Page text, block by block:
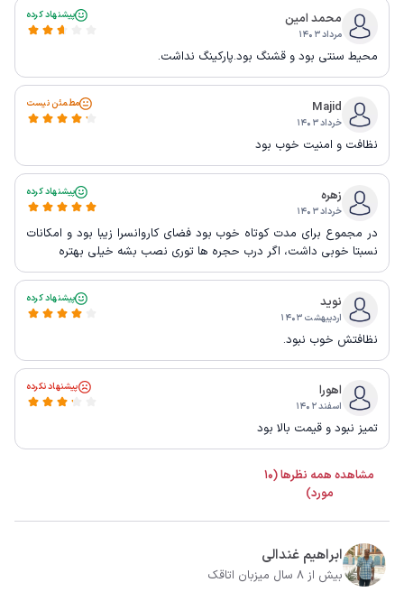
محمد امین
مرداد ۱۴۰۳
پیشنهاد کرده
محیط سنتی بود و قشنگ بود.پارکینگ نداشت.
Majid
خرداد ۱۴۰۳
مطمئن نیست
نظافت و امنیت خوب بود
زهره
خرداد ۱۴۰۳
پیشنهاد کرده
در مجموع برای مدت کوتاه خوب بود فضای کاروانسرا زیبا بود و امکانات
نسبتا خوبی داشت، اگر درب حجره ها توری نصب بشه خیلی بهتره
نوید
اردیبهشت ۱۴۰۳
پیشنهاد کرده
نظافتش خوب نبود.
اهورا
اسفند ۱۴۰۲
پیشنهاد نکرده
تمیز نبود و قیمت بالا بود
مشاهده همه نظرها (10
مورد)
ابراهیم غندالی
بیش از 8 سال میزبان اتاقک